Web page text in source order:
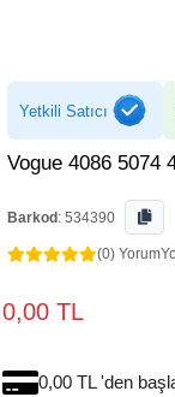
Yetkili Satıcı
Vogue 4086 5074
Barkod : 534390
(0) Yorum
0,00 TL
0,00 TL 'den